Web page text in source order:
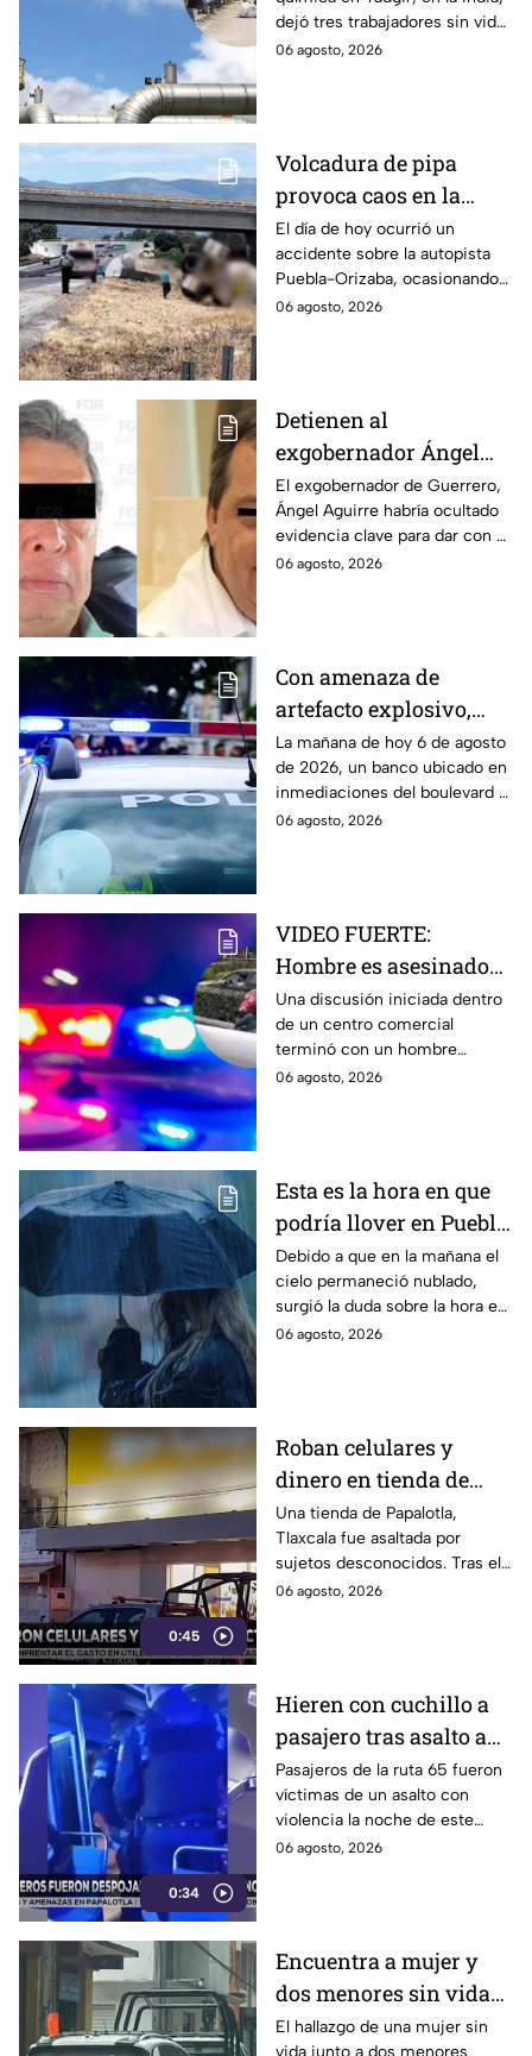
dejó tres trabajadores sin vida
y otros lesionados. Las
06 agosto, 2026
Volcadura de pipa
provoca caos en la
autopista Puebla-
Orizaba HOY jueves
El día de hoy ocurrió un
accidente sobre la autopista
Puebla-Orizaba, ocasionando
el cierre parcial de la vialidad,
06 agosto, 2026
Detienen al
exgobernador Ángel
Aguirre por ocultar
evidencia en el caso de
los 43 normalistas de
Ayotzinapa
El exgobernador de Guerrero,
Ángel Aguirre habría ocultado
evidencia clave para dar con el
paradero de los 43 estudiantes
06 agosto, 2026
Con amenaza de
artefacto explosivo,
roban banco en
boulevard 5 de Mayo
HOY
La mañana de hoy 6 de agosto
de 2026, un banco ubicado en
inmediaciones del boulevard 5
de Mayo fue robado tras la
06 agosto, 2026
VIDEO FUERTE:
Hombre es asesinado
tras una fuerte
discusión en centro
comercial de EdoMéx
Una discusión iniciada dentro
de un centro comercial
terminó con un hombre
asesinado a puñaladas. El
06 agosto, 2026
Esta es la hora en que
podría llover en Puebla
hoy jueves
Debido a que en la mañana el
cielo permaneció nublado,
surgió la duda sobre la hora en
que podría llover en Puebla hoy
06 agosto, 2026
0:45
Roban celulares y
dinero en tienda de
Papalotla, Tlaxcala
Una tienda de Papalotla,
Tlaxcala fue asaltada por
sujetos desconocidos. Tras el
atraco, se reportó el robo de
06 agosto, 2026
0:34
Hieren con cuchillo a
pasajero tras asalto a
Ruta 65 en Puebla
Pasajeros de la ruta 65 fueron
víctimas de un asalto con
violencia la noche de este
miércoles 5 de agosto de
06 agosto, 2026
Encuentra a mujer y
dos menores sin vida
en Huauchinango
El hallazgo de una mujer sin